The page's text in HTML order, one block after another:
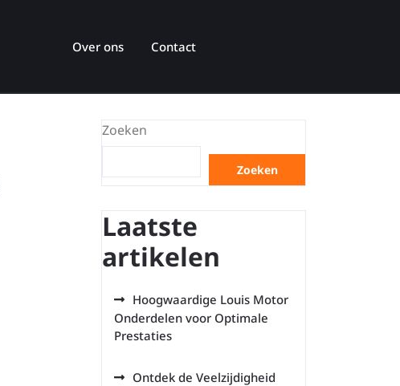
Over ons Contact
Zoeken
Zoeken
Laatste
artikelen
Hoogwaardige Louis Motor
Onderdelen voor Optimale
Prestaties
Ontdek de Veelzijdigheid